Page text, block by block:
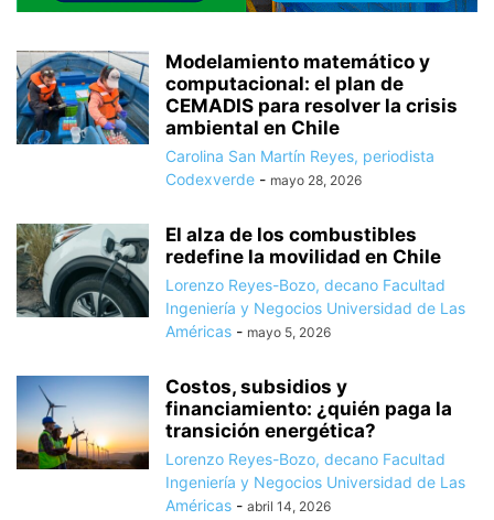
Modelamiento matemático y
computacional: el plan de
CEMADIS para resolver la crisis
ambiental en Chile
Carolina San Martín Reyes, periodista
Codexverde - mayo 28, 2026
El alza de los combustibles
redefine la movilidad en Chile
Lorenzo Reyes-Bozo, decano Facultad
Ingeniería y Negocios Universidad de Las
Américas - mayo 5, 2026
Costos, subsidios y
financiamiento: ¿quién paga la
transición energética?
Lorenzo Reyes-Bozo, decano Facultad
Ingeniería y Negocios Universidad de Las
Américas - abril 14, 2026